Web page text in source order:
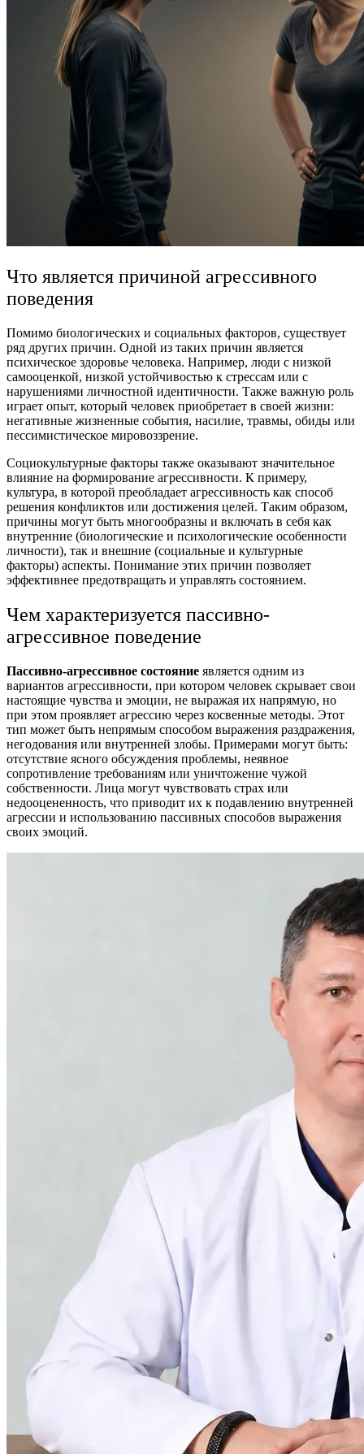
Что является причиной агрессивного
поведения
Помимо биологических и социальных факторов, существует
ряд других причин. Одной из таких причин является
психическое здоровье человека. Например, люди с низкой
самооценкой, низкой устойчивостью к стрессам или с
нарушениями личностной идентичности. Также важную роль
играет опыт, который человек приобретает в своей жизни:
негативные жизненные события, насилие, травмы, обиды или
пессимистическое мировоззрение.
Социокультурные факторы также оказывают значительное
влияние на формирование агрессивности. К примеру,
культура, в которой преобладает агрессивность как способ
решения конфликтов или достижения целей. Таким образом,
причины могут быть многообразны и включать в себя как
внутренние (биологические и психологические особенности
личности), так и внешние (социальные и культурные
факторы) аспекты. Понимание этих причин позволяет
эффективнее предотвращать и управлять состоянием.
Чем характеризуется пассивно-
агрессивное поведение
Пассивно-агрессивное состояние является одним из
вариантов агрессивности, при котором человек скрывает свои
настоящие чувства и эмоции, не выражая их напрямую, но
при этом проявляет агрессию через косвенные методы. Этот
тип может быть непрямым способом выражения раздражения,
негодования или внутренней злобы. Примерами могут быть:
отсутствие ясного обсуждения проблемы, неявное
сопротивление требованиям или уничтожение чужой
собственности. Лица могут чувствовать страх или
недооцененность, что приводит их к подавлению внутренней
агрессии и использованию пассивных способов выражения
своих эмоций.